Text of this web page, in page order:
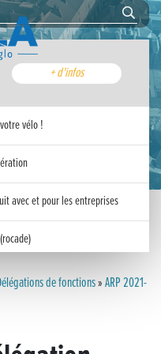
+ d'infos
vélo !
avec et pour les entreprises
de Trenalde fonctions»ARP 2021-